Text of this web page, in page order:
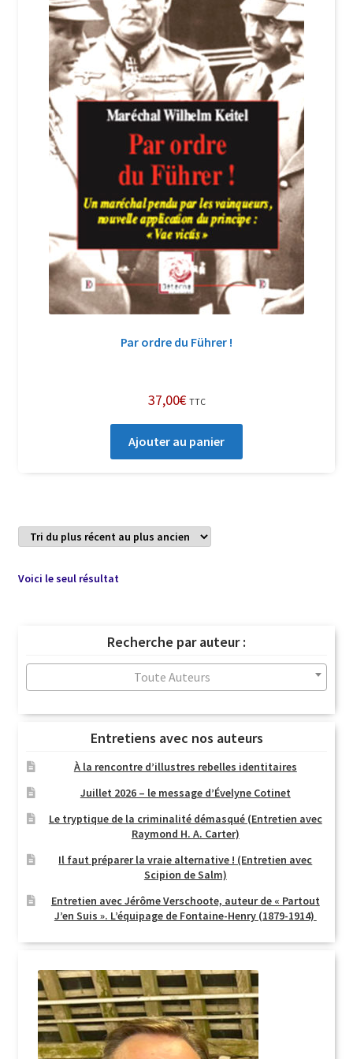
Login Customizer
Newsletter
Nous Contacter
Panier
Politique de confidentialité et cookies
Qui sommes-nous ?
Soutien à Philippe Randa
Suivi de la Commande
Par ordre du Führer !
37,00€ TTC
Ajouter au panier
Voici le seul résultat
Recherche par auteur :
Toute Auteurs
Entretiens avec nos auteurs
À la rencontre d’illustres rebelles identitaires
Juillet 2026 – le message d’Évelyne Cotinet
Le tryptique de la criminalité démasqué (Entretien avec
Raymond H. A. Carter)
Il faut préparer la vraie alternative ! (Entretien avec
Scipion de Salm)
Entretien avec Jérôme Verschoote, auteur de « Partout
J’en Suis ». L’équipage de Fontaine-Henry (1879-1914)